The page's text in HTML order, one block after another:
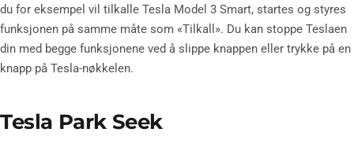
du for eksempel vil tilkalle Tesla Model 3 Smart, startes og styres
funksjonen på samme måte som «Tilkall». Du kan stoppe Teslaen
din med begge funksjonene ved å slippe knappen eller trykke på en
knapp på Tesla-nøkkelen.
Tesla Park Seek